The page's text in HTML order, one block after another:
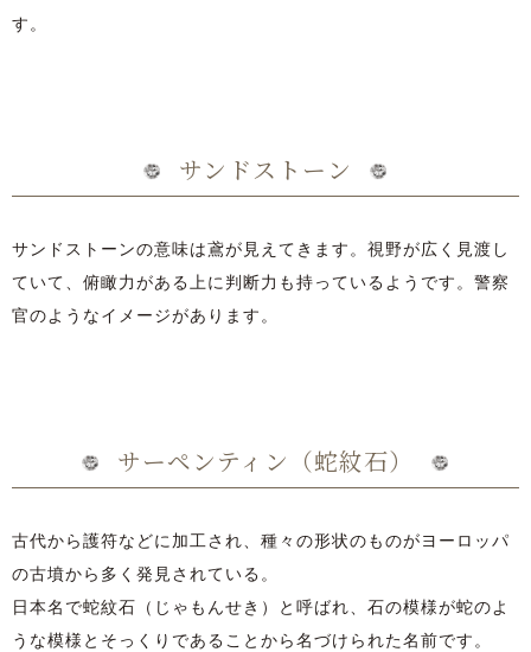
す。
サンドストーン
サンドストーンの意味は鳶が見えてきます。視野が広く見渡し
ていて、俯瞰力がある上に判断力も持っているようです。警察
官のようなイメージがあります。
サーペンティン（蛇紋石）
古代から護符などに加工され、種々の形状のものがヨーロッパ
の古墳から多く発見されている。
日本名で蛇紋石（じゃもんせき）と呼ばれ、石の模様が蛇のよ
うな模様とそっくりであることから名づけられた名前です。